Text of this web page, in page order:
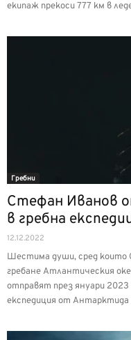
екипаж прекоси 777 км в
Гребни
Стефан Иванов
в гребна
12.12.2022
Шестима души, сред които
гребане Атлантическия
отправят през януари
експедиция от